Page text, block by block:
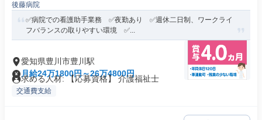
後藤病院
✅病院での看護助手業務 ✅夜勤あり ✅週休二日制、ワークライ
フバランスの取りやすい環境 ✅...
愛知県豊川市豊川駅
月給24万1800円～26万4800円
求める人材: 【応募資格】 介護福祉士
交通費支給